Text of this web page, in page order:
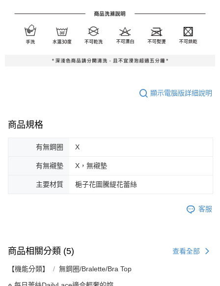
顯示電腦版詳細說明
商品規格
有無鋼圈 X
有無襯墊 X，無襯墊
主要材質 梔子花圖騰緹花蕾絲
客服
商品相關分類 (5) 查看全部
【機能分類】 無鋼圈/Bralette/Bra Top